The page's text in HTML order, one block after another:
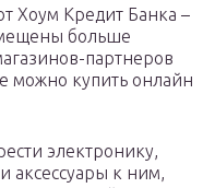
Хоум Кредит Банка –
больше
партнеров
можно купить онлайн
электронику,
аксессуары к ним,